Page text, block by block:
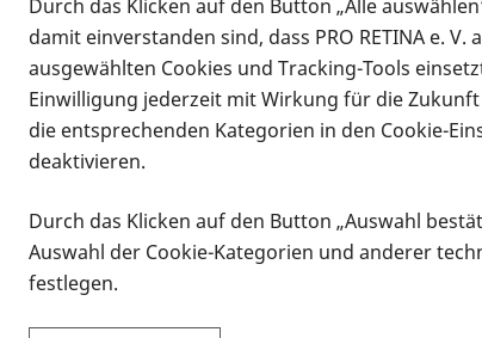
Infomaterial
Infomaterial
Durch das Klicken auf den Button „Alle
damit einverstanden sind, dass PRO RETINA e. V.
ausgewählten Cookies und Tracking-Tools
Einwilligung jederzeit mit Wirkung für die
die entsprechenden Kategorien in den Cookie-
deaktivieren.
Durch das Klicken auf den Button „Auswahl
Auswahl der Cookie-Kategorien und anderer
festlegen.